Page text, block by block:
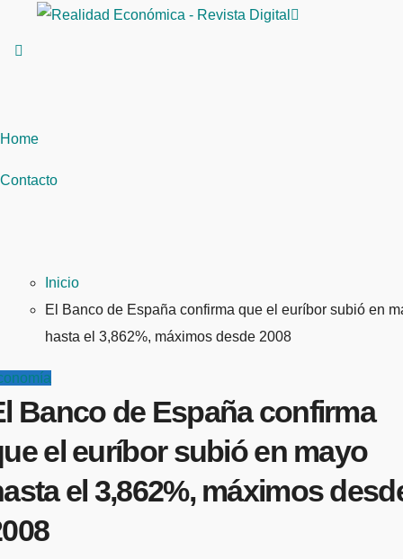
Home
Contacto
Inicio
El Banco de España confirma que el euríbor subió en
hasta el 3,862%, máximos desde 2008
Banco de España confirma
el euríbor subió en mayo
el 3,862%, máximos